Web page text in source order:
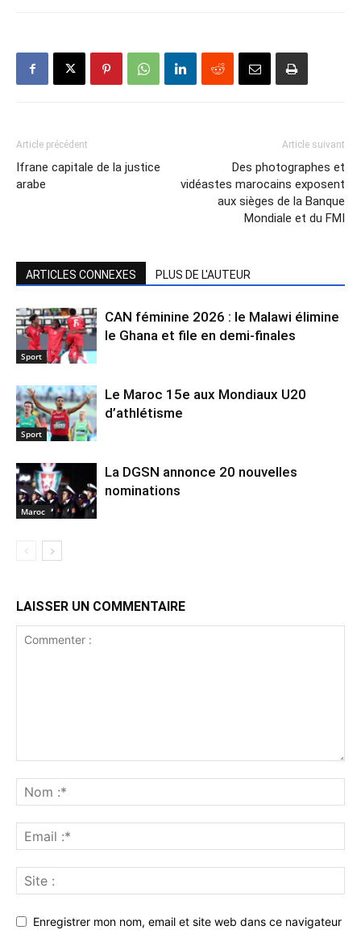
Article précédent
Ifrane capitale de la justice
arabe
Article suivant
Des photographes et
vidéastes marocains exposent
aux sièges de la Banque
Mondiale et du FMI
ARTICLES CONNEXES PLUS DE L'AUTEUR
Sport
CAN féminine 2026 : le Malawi élimine
le Ghana et file en demi-finales
Sport
Le Maroc 15e aux Mondiaux U20
d’athlétisme
Maroc
La DGSN annonce 20 nouvelles
nominations
LAISSER UN COMMENTAIRE
Enregistrer mon nom, email et site web dans ce navigateur